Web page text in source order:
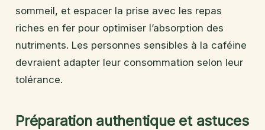
sommeil, et espacer la prise avec les repas
riches en fer pour optimiser l’absorption des
nutriments. Les personnes sensibles à la caféine
devraient adapter leur consommation selon leur
tolérance.
Préparation authentique et astuces